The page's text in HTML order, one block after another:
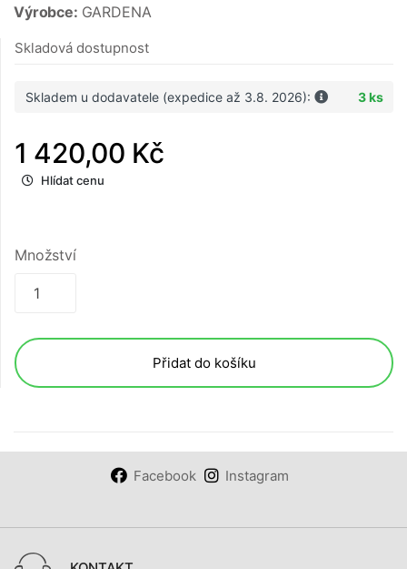
Výrobce: GARDENA
Skladová dostupnost
Skladem u dodavatele (expedice až 3.8. 2026): 3 ks
1 420,00 Kč
Hlídat cenu
Množství
Přidat do košíku
Facebook Instagram